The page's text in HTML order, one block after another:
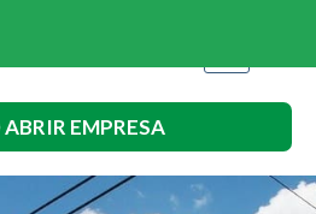
EMPRESA